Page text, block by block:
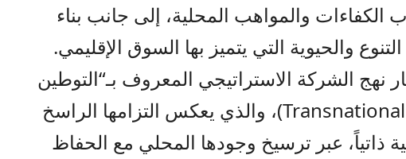
الكفاءات والمواهب المحلية، إلى جانب بناء
التنوع والحيوية التي يتميز بها السوق الإقليمي.
نهج الشركة الاستراتيجي المعروف بـ“التوطين
)، والذي يعكس التزامها الراسخ
ذاتياً، عبر ترسيخ وجودها المحلي مع الحفاظ